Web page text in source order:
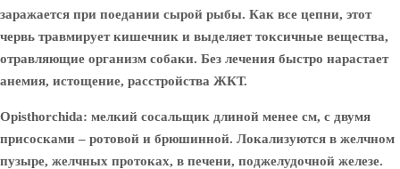
заражается при поедании сырой рыбы. Как все цепни, этот
червь травмирует кишечник и выделяет токсичные вещества,
отравляющие организм собаки. Без лечения быстро нарастает
анемия, истощение, расстройства ЖКТ.
Opisthorchida: мелкий сосальщик длиной менее см, с двумя
присосками – ротовой и брюшинной. Локализуются в желчном
пузыре, желчных протоках, в печени, поджелудочной железе.